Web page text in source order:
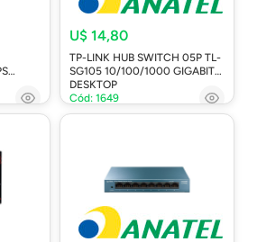
U$ 14,80
TP-LINK HUB SWITCH 05P TL-
SG105 10/100/1000 GIGABIT
DESKTOP
Cód: 1649